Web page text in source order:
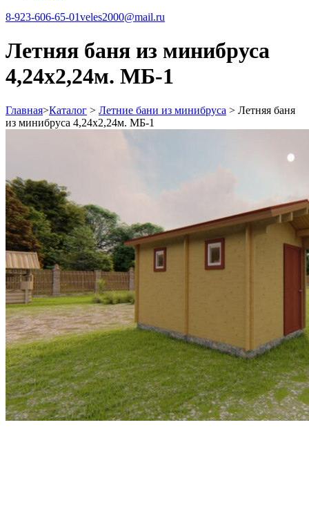
8-923-606-65-01veles2000@mail.ru
Летняя баня из минибруса
4,24х2,24м. МБ-1
Главная>Каталог > Летние бани из минибруса > Летняя баня
из минибруса 4,24х2,24м. МБ-1